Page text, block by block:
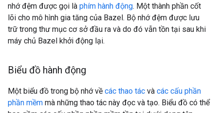
nhớ đệm được gọi là phím hành động. Một thành phần cốt
lõi cho mô hình gia tăng của Bazel. Bộ nhớ đệm được lưu
trữ trong thư mục cơ sở đầu ra và do đó vẫn tồn tại sau khi
máy chủ Bazel khởi động lại.
Biểu đồ hành động
Một biểu đồ trong bộ nhớ về các thao tác và các cấu phần
phần mềm mà những thao tác này đọc và tạo. Biểu đồ có thể